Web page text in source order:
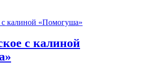
с калиной